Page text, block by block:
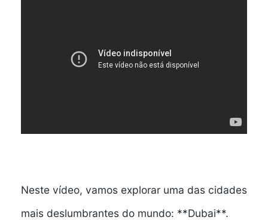
Neste vídeo, vamos explorar uma das cidades
mais deslumbrantes do mundo: **Dubai**.